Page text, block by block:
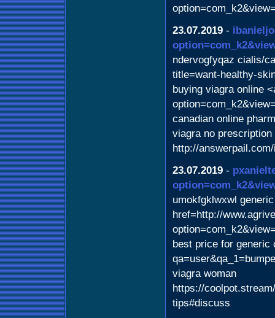
23.07.2019 -
ndervogfyqaz cialis/
title=want-healthy-
buying viagra online
canadian online
viagra no prescription
http://
23.07.2019 -
umokfgklwxwl
href=http://
best price for generic
viagra woman
https://
tips#discuss